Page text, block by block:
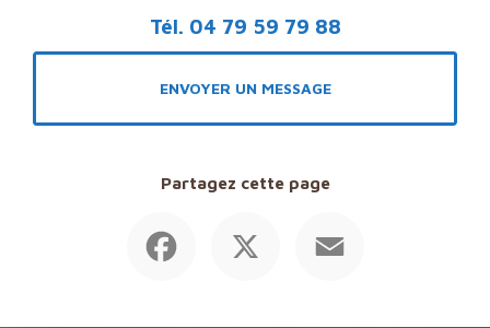
Tél. 04 79 59 79 88
ENVOYER UN MESSAGE
Partagez cette page